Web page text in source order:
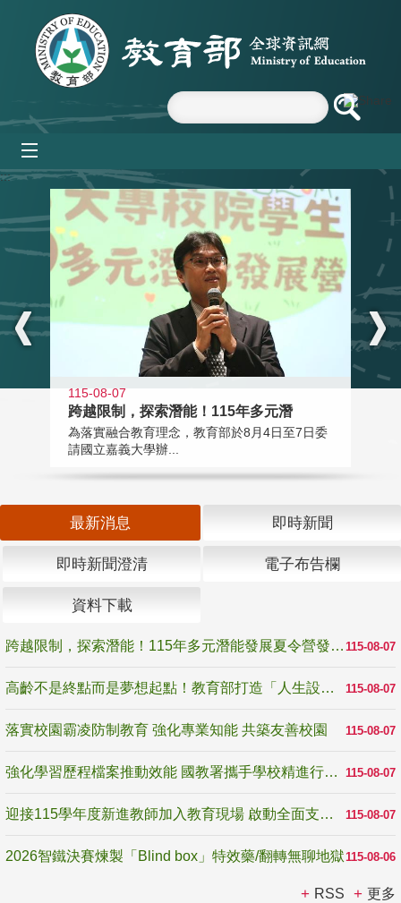
跳到主要內容區塊
:::
115-08-07
跨越限制，探索潛能！115年多元潛
為落實融合教育理念，教育部於8月4日至7日委
請國立嘉義大學辦...
最新消息 即時新聞
即時新聞澄清 電子布告欄
資料下載
115-08-07
跨越限制，探索潛能！115年多元潛能發展夏令營發掘生命無限可能
115-08-07
高齡不是終點而是夢想起點！教育部打造「人生設計夢工場」 參展第3屆高齡健康產業博覽會
115-08-07
落實校園霸凌防制教育 強化專業知能 共築友善校園
115-08-07
強化學習歷程檔案推動效能 國教署攜手學校精進行政與教學支持
115-08-07
迎接115學年度新進教師加入教育現場 啟動全面支持陪伴
115-08-06
2026智鐵決賽煉製「Blind box」特效藥/翻轉無聊地獄
RSS 更多